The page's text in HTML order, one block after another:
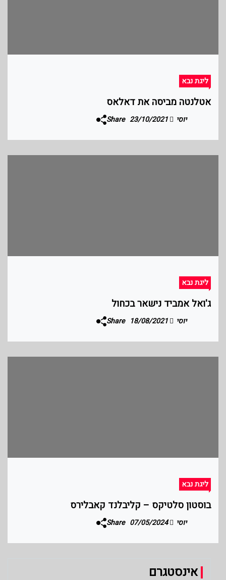
ליגת נבא
אטלנטה מביסה את דאלאס
יוסי Share
ליגת נבא
ג'ואל אמביד נישאר בכחול
יוסי Share
ליגת נבא
בוסטון סלטיקס – קליבלנד קאבלירס
יוסי 07/05/2024
Share
אינסטגרם